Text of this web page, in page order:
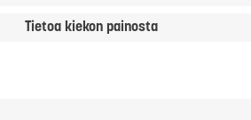
Tietoa kiekon painosta